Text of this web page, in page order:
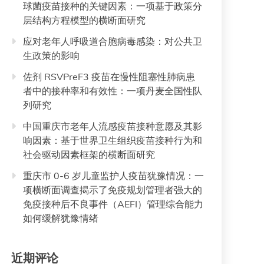
球菌疫苗接种的关键因素：一项基于政策分
层结构方程模型的横断面研究
应对老年人呼吸道合胞病毒感染：对公共卫
生政策的影响
佐剂 RSVPreF3 疫苗在慢性阻塞性肺病患
者中的接种率和有效性：一项丹麦全国性队
列研究
中国重庆市老年人流感疫苗接种意愿及其影
响因素：基于世界卫生组织疫苗接种行为和
社会驱动因素框架的横断面研究
重庆市 0-6 岁儿童监护人疫苗犹豫情况：一
项横断面调查揭示了免疫规划管理者强大的
免疫接种后不良事件（AEFI）管理综合能力
如何缓解犹豫情绪
近期评论